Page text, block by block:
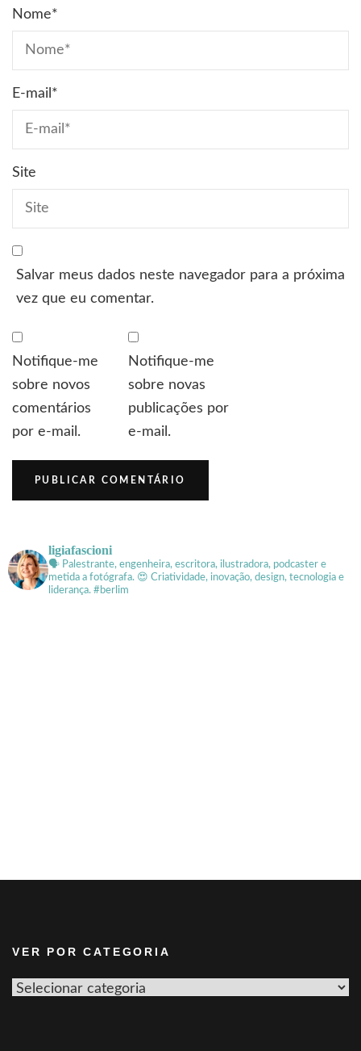
Nome*
E-mail *
Site
Salvar meus dados neste navegador para a próxima
vez que eu comentar.
Notifique-me
sobre novos
comentários
por e-mail.
Notifique-me
sobre novas
publicações por
e-mail.
ligiafascioni
🗣 Palestrante, engenheira, escritora, ilustradora, podcaster e
metida a fotógrafa. 😍 Criatividade, inovação, design, tecnologia e
liderança. #berlim
VER POR CATEGORIA
Ver